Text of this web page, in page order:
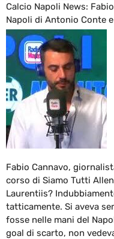
Calcio Napoli News:
Napoli di Antonio Conte
Fabio Cannavo,
corso di Siamo Tutti
Laurentiis?
tatticamente. Si aveva
fosse nelle mani del
goal di scarto, non